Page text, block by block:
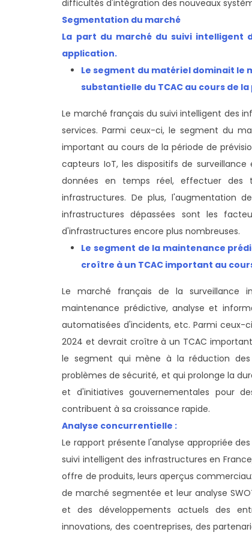
difficultés d'intégration des nouveaux
Segmentation du marché
La part du marché du suivi intelligent
application.
Le segment du matériel dominait le
substantielle du TCAC au cours de
Le marché français du suivi intelligent des
services. Parmi ceux-ci, le segment du
important au cours de la période de
capteurs IoT, les dispositifs de
données en temps réel, effectuer des
infrastructures. De plus, l'augmentation
infrastructures dépassées sont les
d'infrastructures encore plus nombreuses.
Le segment de la maintenance
croître à un TCAC important au
Le marché français de la surveillance
maintenance prédictive, analyse et
automatisées d'incidents, etc. Parmi
2024 et devrait croître à un TCAC
le segment qui mène à la réduction
problèmes de sécurité, et qui prolonge la
et d'initiatives gouvernementales pour
contribuent à sa croissance rapide.
Analyse concurrentielle :
Le rapport présente l'analyse appropriée
suivi intelligent des infrastructures en
offre de produits, leurs aperçus
de marché segmentée et leur analyse
et des développements actuels des
innovations, des coentreprises, des